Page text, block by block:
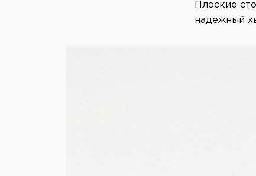
Плоские
надежный